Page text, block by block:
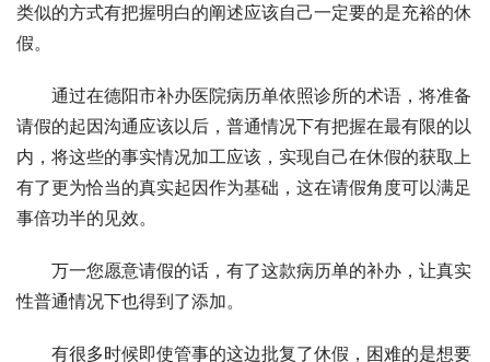
类似的方式有把握明白的阐述应该自己一定要的是充裕的休
假。
通过在德阳市补办医院病历单依照诊所的术语，将准备
请假的起因沟通应该以后，普通情况下有把握在最有限的以
内，将这些的事实情况加工应该，实现自己在休假的获取上
有了更为恰当的真实起因作为基础，这在请假角度可以满足
事倍功半的见效。
万一您愿意请假的话，有了这款病历单的补办，让真实
性普通情况下也得到了添加。
有很多时候即使管事的这边批复了休假，困难的是想要